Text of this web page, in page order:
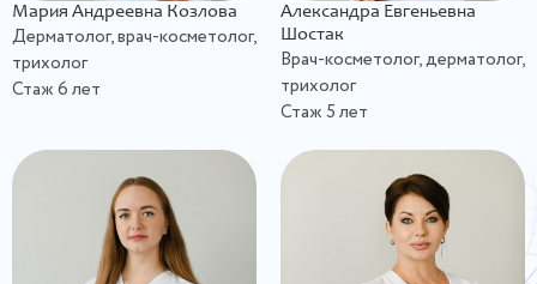
Мария Андреевна Козлова
Дерматолог, врач-косметолог,
трихолог
Стаж 6 лет
Александра Евгеньевна
Шостак
Врач-косметолог, дерматолог,
трихолог
Стаж 5 лет